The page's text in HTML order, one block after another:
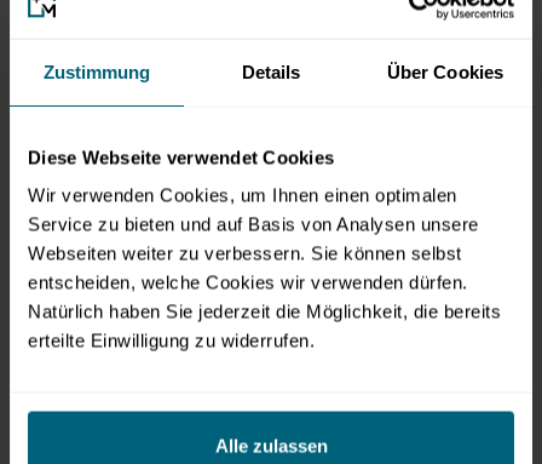
Zustimmung Details Über Cookies
Diese Webseite verwendet Cookies
Wir verwenden Cookies, um Ihnen einen optimalen
Service zu bieten und auf Basis von Analysen unsere
Webseiten weiter zu verbessern. Sie können selbst
entscheiden, welche Cookies wir verwenden dürfen.
Natürlich haben Sie jederzeit die Möglichkeit, die bereits
erteilte Einwilligung zu widerrufen.
Alle zulassen
OG
Reinigung
Parkgebühren
Und als kostenlose Zusatzleistung erhalten Sie einen
persönlichen Projektmanager & Veranstaltungstechniker,
der ihr Event von Anfang bis zum Ende betreut und das zu
einemFixpreis- ohne versteckte Kosten!
Für Ihr Vorhaben sind 600 Personen zu gering kalkuliert?
Kein Problem: wir erweitern Ihre Wünsche gerne bis zu